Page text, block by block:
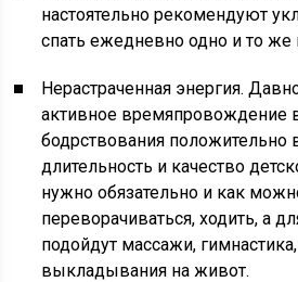
настоятельно рекомендуют
спать ежедневно одно и то же
Нерастраченная энергия.
активное времяпровождение
бодрствования положительно
длительность и качество
нужно обязательно и как
переворачиваться, ходить, а
подойдут массажи,
выкладывания на живот.